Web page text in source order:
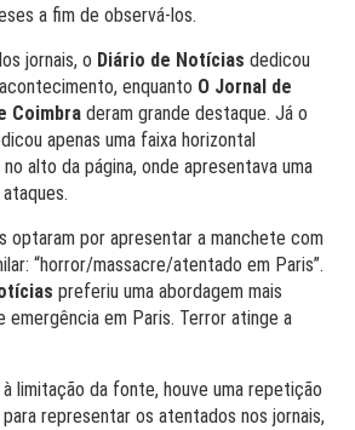
a fim de observá-los.
jornais, o Diário de Notícias dedicou
enquanto O Jornal de
Coimbra deram grande destaque. Já o
apenas uma faixa horizontal
alto da página, onde apresentava uma
optaram por apresentar a manchete com
“horror/massacre/atentado em Paris”.
preferiu uma abordagem mais
emergência em Paris. Terror atinge a
limitação da fonte, houve uma repetição
representar os atentados nos jornais,